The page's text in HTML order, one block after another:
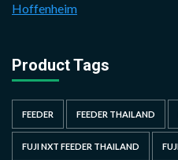
Hoffenheim
Product Tags
FEEDER FEEDER THAILAND
FUJI NXT FEEDER THAILAND